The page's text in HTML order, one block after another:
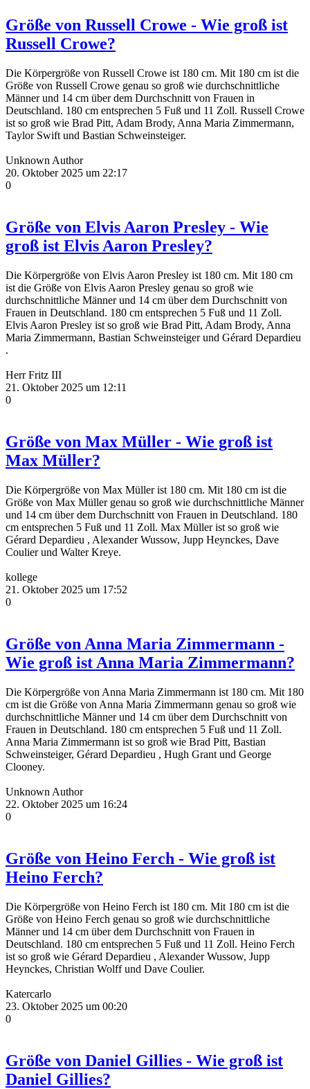
Größe von Russell Crowe - Wie groß ist
Russell Crowe?
Die Körpergröße von Russell Crowe ist 180 cm. Mit 180 cm ist die
Größe von Russell Crowe genau so groß wie durchschnittliche
Männer und 14 cm über dem Durchschnitt von Frauen in
Deutschland. 180 cm entsprechen 5 Fuß und 11 Zoll. Russell Crowe
ist so groß wie Brad Pitt, Adam Brody, Anna Maria Zimmermann,
Taylor Swift und Bastian Schweinsteiger.
Unknown Author
20. Oktober 2025 um 22:17
0
Größe von Elvis Aaron Presley - Wie
groß ist Elvis Aaron Presley?
Die Körpergröße von Elvis Aaron Presley ist 180 cm. Mit 180 cm
ist die Größe von Elvis Aaron Presley genau so groß wie
durchschnittliche Männer und 14 cm über dem Durchschnitt von
Frauen in Deutschland. 180 cm entsprechen 5 Fuß und 11 Zoll.
Elvis Aaron Presley ist so groß wie Brad Pitt, Adam Brody, Anna
Maria Zimmermann, Bastian Schweinsteiger und Gérard Depardieu
.
Herr Fritz III
21. Oktober 2025 um 12:11
0
Größe von Max Müller - Wie groß ist
Max Müller?
Die Körpergröße von Max Müller ist 180 cm. Mit 180 cm ist die
Größe von Max Müller genau so groß wie durchschnittliche Männer
und 14 cm über dem Durchschnitt von Frauen in Deutschland. 180
cm entsprechen 5 Fuß und 11 Zoll. Max Müller ist so groß wie
Gérard Depardieu , Alexander Wussow, Jupp Heynckes, Dave
Coulier und Walter Kreye.
kollege
21. Oktober 2025 um 17:52
0
Größe von Anna Maria Zimmermann -
Wie groß ist Anna Maria Zimmermann?
Die Körpergröße von Anna Maria Zimmermann ist 180 cm. Mit 180
cm ist die Größe von Anna Maria Zimmermann genau so groß wie
durchschnittliche Männer und 14 cm über dem Durchschnitt von
Frauen in Deutschland. 180 cm entsprechen 5 Fuß und 11 Zoll.
Anna Maria Zimmermann ist so groß wie Brad Pitt, Bastian
Schweinsteiger, Gérard Depardieu , Hugh Grant und George
Clooney.
Unknown Author
22. Oktober 2025 um 16:24
0
Größe von Heino Ferch - Wie groß ist
Heino Ferch?
Die Körpergröße von Heino Ferch ist 180 cm. Mit 180 cm ist die
Größe von Heino Ferch genau so groß wie durchschnittliche
Männer und 14 cm über dem Durchschnitt von Frauen in
Deutschland. 180 cm entsprechen 5 Fuß und 11 Zoll. Heino Ferch
ist so groß wie Gérard Depardieu , Alexander Wussow, Jupp
Heynckes, Christian Wolff und Dave Coulier.
Katercarlo
23. Oktober 2025 um 00:20
0
Größe von Daniel Gillies - Wie groß ist
Daniel Gillies?